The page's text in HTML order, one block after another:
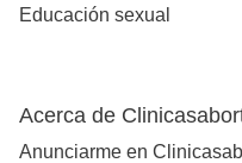
Educación sexual
Acerca de
Anunciarme en